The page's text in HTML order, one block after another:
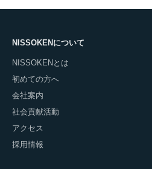
NISSOKENについて
NISSOKENとは
初めての方へ
会社案内
社会貢献活動
アクセス
採用情報